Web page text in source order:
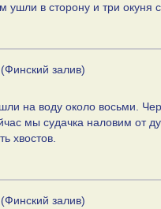
ушли в сторону и три окуня
(Финский залив)
на воду около восьми.
мы судачка наловим от
хвостов.
(Финский залив)